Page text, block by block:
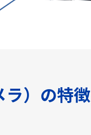
ラ）の特徴